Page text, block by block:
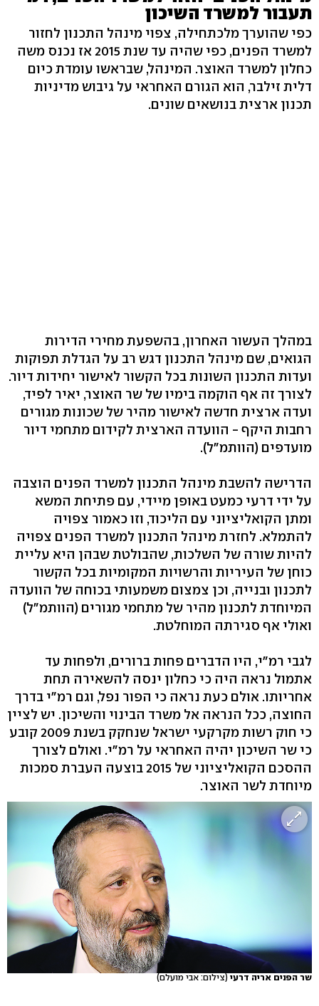
תעבור למשרד השיכון
כפי שהוערך מלכתחילה, צפוי מינהל התכנון לחזור
למשרד הפנים, כפי שהיה עד שנת 2015 אז נכנס משה
כחלון למשרד האוצר. המינהל, שבראשו עומדת כיום
דלית זילבר, הוא הגורם האחראי על גיבוש מדיניות
תכנון ארצית בנושאים שונים.
במהלך העשור האחרון, בהשפעת מחירי הדירות
הגואים, שם מינהל התכנון דגש רב על הגדלת תפוקות
ועדות התכנון השונות בכל הקשור לאישור יחידות דיור.
לצורך זה אף הוקמה בימיו של שר האוצר, יאיר לפיד,
ועדה ארצית חדשה לאישור מהיר של שכונות מגורים
רחבות היקף - הוועדה הארצית לקידום מתחמי דיור
מועדפים (הוותמ"ל).
הדרישה להשבת מינהל התכנון למשרד הפנים הוצבה
על ידי דרעי כמעט באופן מיידי, עם פתיחת המשא
ומתן הקואליציוני עם הליכוד, וזו כאמור צפויה
להתמלא. לחזרת מינהל התכנון למשרד הפנים צפויה
להיות שורה של השלכות, שהבולטת שבהן היא עליית
כוחן של העיריות והרשויות המקומיות בכל הקשור
לתכנון ובנייה, וכן צמצום משמעותי בכוחה של הוועדה
המיוחדת לתכנון מהיר של מתחמי מגורים (הוותמ"ל)
ואולי אף סגירתה המוחלטת.
לגבי רמ"י, היו הדברים פחות ברורים, ולפחות עד
אתמול נראה היה כי כחלון ינסה להשאירה תחת
אחריותו. אולם כעת נראה כי הפור נפל, וגם רמ"י בדרך
החוצה, ככל הנראה אל משרד הבינוי והשיכון. יש לציין
כי חוק רשות מקרקעי ישראל שנחקק בשנת 2009 קובע
כי שר השיכון יהיה האחראי על רמ"י. ואולם לצורך
ההסכם הקואליציוני של 2015 בוצעה העברת סמכות
מיוחדת לשר האוצר.
שר הפנים אריה דרעי(צילום: אבי מועלם)